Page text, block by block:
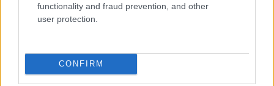
functionality and fraud prevention, and other
user protection.
CONFIRM